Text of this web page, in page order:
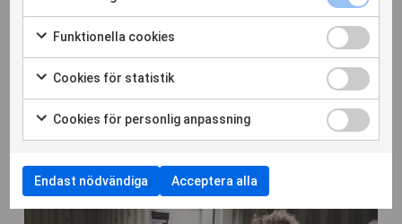
29 jan. 2026
dokumenterat uiguriska interneringsläger
Markera
för
samtycka
till
användning
av
cookies
Funktionella cookies
Markera
för
samtycka
till
användning
Funktionella
cookies
cookies
Cookies för statistik
Markera
för
samtycka
till
användning
av
Cookies
Cookies
för
statistik
Cookies för personlig anpassning
Markera
att
samtycka
Cookies
för
Endast nödvändiga Acceptera alla